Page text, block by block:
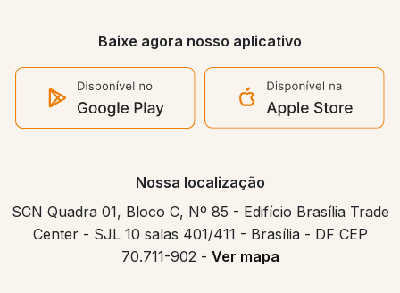
Baixe agora nosso aplicativo
Nossa localização
SCN Quadra 01, Bloco C, Nº 85 - Edifício Brasília Trade
Center - SJL 10 salas 401/411 - Brasília - DF CEP
70.711-902 - Ver mapa